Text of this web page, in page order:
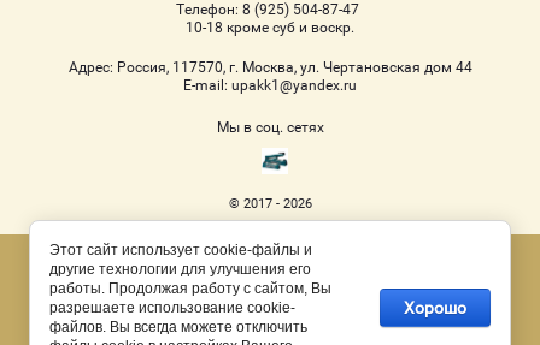
Телефон: 8 (925) 504-87-47
10-18 кроме суб и воскр.
Адрес: Россия, 117570, г. Москва, ул. Чертановская дом 44
Е-mail: upakk1@yandex.ru
Мы в соц. сетях
© 2017 - 2026
Megagroup.ru
Этот сайт использует cookie-файлы и
другие технологии для улучшения его
работы. Продолжая работу с сайтом, Вы
разрешаете использование cookie-
файлов. Вы всегда можете отключить
Хорошо